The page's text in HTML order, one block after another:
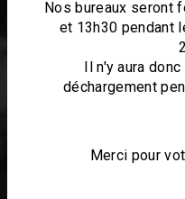
Nos bureaux seront
et 13h30 pendant
Il n'y aura
déchargement
Merci pour